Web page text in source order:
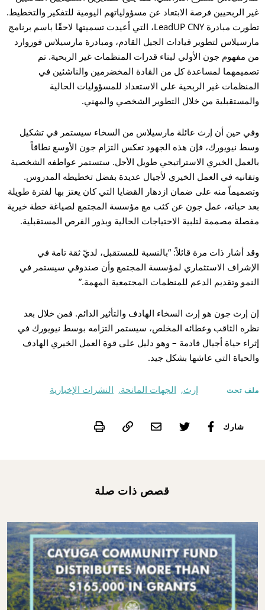
غير الربحيين فرصة الابتعاد عن مسؤولياتهم اليومية للتفكير والتخطيط.
تطورت مبادرة LeadUP CNY، التي أعيدت تسميتها لاحقًا باسم برنامج
مارسيلاس لتطوير قيادات الجيل القادم، ومبادرة مارسيلاس فوروارد
من مفهوم جون الأولي لبناء قدرات المنظمات غير الربحية. تم
تصميمهما لمساعدة كل من القادة المخضرمين والناشئين في
المنظمات غير الربحية على الاستعداد للمسؤوليات الحالية
والمستقبلية من خلال التطوير الشخصي والمهني.
وفي حين أن إرث عائلة مارسيلاس من السخاء سيستمر في تشكيل
وسط نيويورك، فإن هذه الجهود تعكس التزام جون الأوسع نطاقاً
بالعمل الخيري الاستراتيجي طويل الأجل. ستستمر عواطفه الشخصية
وتفانيه في العمل الخيري لأجيال عديدة بفضل تخطيطه المدروس.
وتصميماً منه على ضمان ازدهار القضايا التي كان يعتز بها لفترة طويلة
بعد حياته، عمل جون عن كثب مع مؤسسة المجتمع لصياغة خطة خيرية
مفصلة مصممة لتلبية الاحتياجات الحالية وبذور الفرص المستقبلية.
وقد أشار ذات مرة قائلاً: “بالنسبة للمستقبل، لديّ ثقة تامة في
الإشراف الاستثماري لمؤسسة المجتمع وأن صندوقي سيستمر في
النمو وتقديم الدعم للمنظمات المجتمعية المهمة.”
إن إرث جون هو إرث السخاء الهادف والتأثير الدائم. فمن خلال بعد
نظره الثاقب وعطائه المخلص، سيستمر التزامه بوسط نيويورك في
إثراء حياة أجيال قادمة – وهو دليل على قوة العمل الخيري الهادف
والحياة التي عاشها بشكل جيد.
ملف تحت إرث, الجهات المانحة, النشرات الإخبارية
شارك Print
قصص ذات صلة